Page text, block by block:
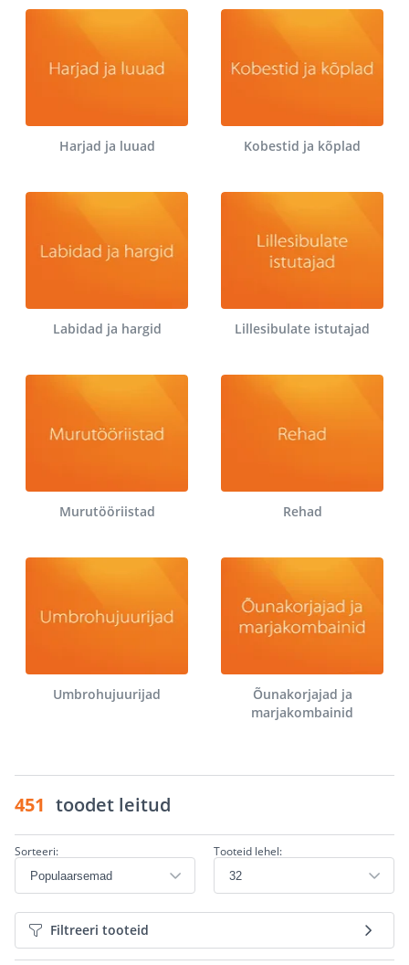
Harjad ja luuad Kobestid ja kõplad
Labidad ja hargid Lillesibulate istutajad
Murutööriistad Rehad
Umbrohujuurijad
Õunakorjajad ja
marjakombainid
451 toodet leitud
Sorteeri: Tooteid lehel:
Filtreeri tooteid